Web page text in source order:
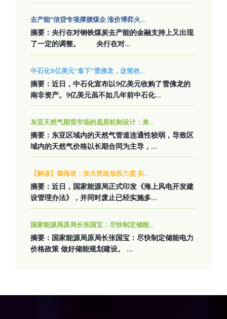
去产能”信贷专项撑腰煤企 涨价博弈火...
摘要：央行在对钢铁煤炭去产能的金融支持上又出现
了一定的调整。 央行在对...
中石化9亿美元“拿下”雪佛龙，这笔收...
摘要：近日，中石化宣布以9亿美元收购了雪佛龙的
南非资产。9亿美元虽不如几年前中石化...
东亚天然气期货市场的底层机制设计：来...
摘要：东亚区域内的天然气管道连通性较弱，导致区
域内的天然气价格以长期合同为主导，...
【解读】秦海岩：加大简政放权力度 实...
摘要：近日，国家能源局正式印发《海上风电开发建
设管理办法》，并同时废止已经实施多...
国家能源局原局长张国宝：尽快制定储能...
摘要：国家能源局原局长张国宝：尽快制定储能电力
价格政策 做好储能规划建设。 ...